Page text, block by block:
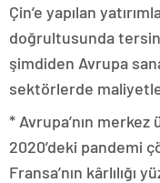
Çin’e yapılan
doğrultusunda
şimdiden Avrupa
sektörlerde
* Avrupa’nın merkez
2020’deki pandemi
Fransa’nın kârlılığı